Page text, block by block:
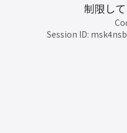
制限して
Session ID: